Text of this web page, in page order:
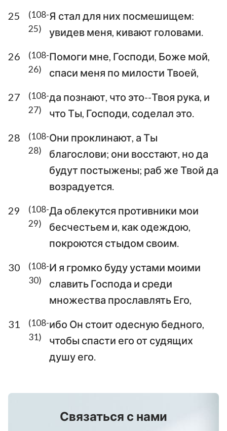
106
107
113
114 115 116 117 118
119
120
121 123 125
126
127
128 129 130 131 132
133
134
141
142 143 144 145 146
25
(108-
25)
Я стал для них посмешищем:
увидев меня, кивают головами.
26
(108-
26)
Помоги мне, Господи, Боже мой,
спаси меня по милости Твоей,
27
(108-
27)
да познают, что это--Твоя рука, и
что Ты, Господи, соделал это.
28
(108-
28)
Они проклинают, а Ты
благослови; они восстают, но да
будут постыжены; раб же Твой да
возрадуется.
29
(108-
29)
Да облекутся противники мои
бесчестьем и, как одеждою,
покроются стыдом своим.
30
(108-
30)
И я громко буду устами моими
славить Господа и среди
множества прославлять Его,
31
(108-
31)
ибо Он стоит одесную бедного,
чтобы спасти его от судящих
душу его.
Связаться с нами